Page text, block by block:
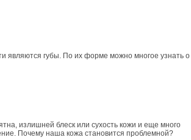
являются губы. По их форме можно многое узнать о
излишней блеск или сухость кожи и еще много
Почему наша кожа становится проблемной?